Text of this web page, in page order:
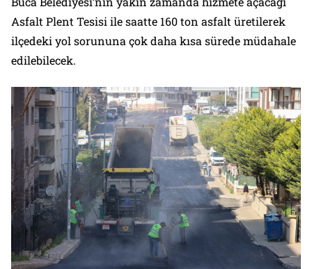
Asfalt Plent Tesisi ile saatte 160 ton asfalt üretilerek
ilçedeki yol sorununa çok daha kısa sürede müdahale
edilebilecek.